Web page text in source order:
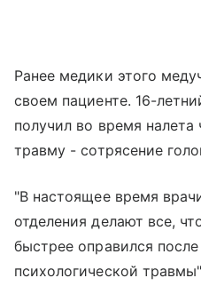
Ранее медики этого
своем пациенте. 16-
получил во время
травму - сотрясение
"В настоящее время
отделения делают все,
быстрее оправился
психологической